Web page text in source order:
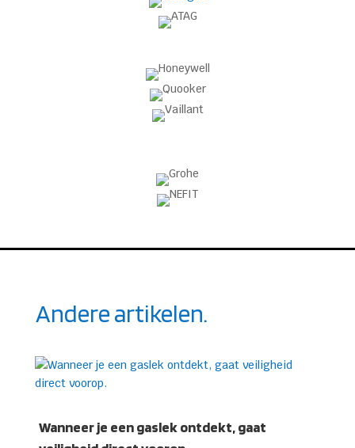
Andere artikelen.
Wanneer je een gaslek ontdekt, gaat